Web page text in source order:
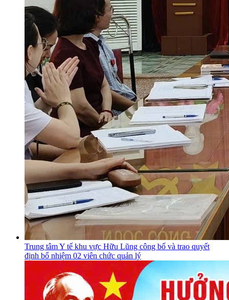
Trung tâm Y tế khu vực Hữu Lũng công bố và trao quyết
định bổ nhiệm 02 viên chức quản lý